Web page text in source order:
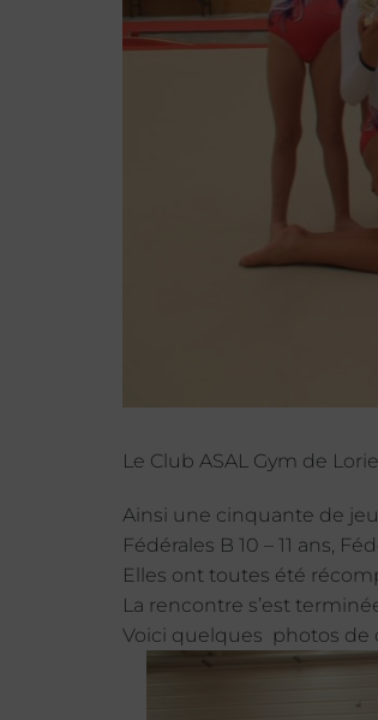
Le Club ASAL Gym de
Ainsi une cinquante de
Fédérales B 10 – 11 ans,
Elles ont toutes été
La rencontre s’est
Voici quelques photos de